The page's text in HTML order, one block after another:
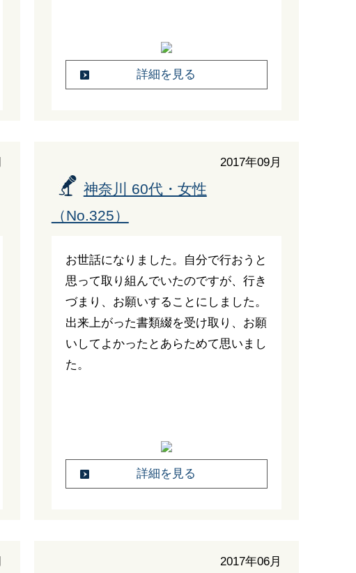
詳細を見る
2017年09月
神奈川 60代・女性
（No.325）
お世話になりました。自分で行おうと
思って取り組んでいたのですが、行き
づまり、お願いすることにしました。
出来上がった書類綴を受け取り、お願
いしてよかったとあらためて思いまし
た。
詳細を見る
2017年06月